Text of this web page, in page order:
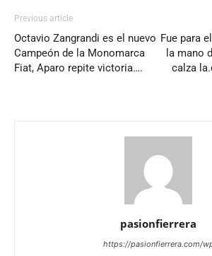
Previous article
Octavio Zangrandi es el nuevo
Campeón de la Monomarca
Fiat, Aparo repite victoria….
Fue para
la mano
calza
pasionfierrera
https://pasionfierrera.com/